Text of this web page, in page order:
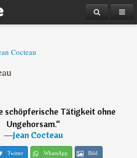
Cocteau
schöpferische Tätigkeit ohne
Ungehorsam.“
―Jean Cocteau
Twitter WhatsApp Bild